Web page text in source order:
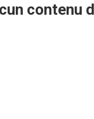
contenu